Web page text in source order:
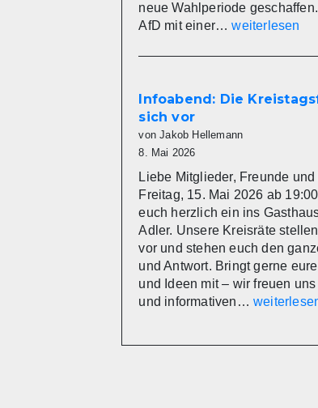
neue Wahlperiode
AfD mit einer…AfD
im
Miltenberg
Arbeit
weiterlesen
Infoabend: Die
sich vor
von Jakob Hellemann
8. Mai 2026
Liebe Mitglieder, Freunde
Freitag, 15. Mai 2026 ab
euch herzlich ein ins
Adler. Unsere Kreisräte
vor und stehen euch den
und Antwort. Bringt gerne
und Ideen mit – wir freuen
und informativen… Infoabend: